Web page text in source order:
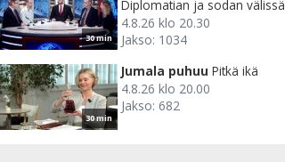
30 min
Diplomatian ja sodan välissä
4.8.26 klo 20.30
Jakso: 1034
30 min
Jumala puhuu Pitkä ikä
4.8.26 klo 20.00
Jakso: 682